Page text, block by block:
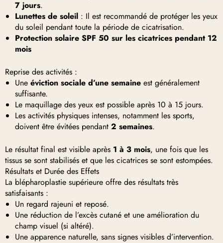
7 jours.
Lunettes de soleil : Il est recommandé de protéger les yeux
du soleil pendant toute la période de cicatrisation.
Protection solaire SPF 50 sur les cicatrices pendant 12
mois
Reprise des activités :
Une éviction sociale d’une semaine est généralement
suffisante.
Le maquillage des yeux est possible après 10 à 15 jours.
Les activités physiques intenses, notamment les sports,
doivent être évitées pendant 2 semaines.
Le résultat final est visible après 1 à 3 mois, une fois que les
tissus se sont stabilisés et que les cicatrices se sont estompées.
Résultats et Durée des Effets
La blépharoplastie supérieure offre des résultats très
satisfaisants :
Un regard rajeuni et reposé.
Une réduction de l’excès cutané et une amélioration du
champ visuel (si altéré).
Une apparence naturelle, sans signes visibles d’intervention.